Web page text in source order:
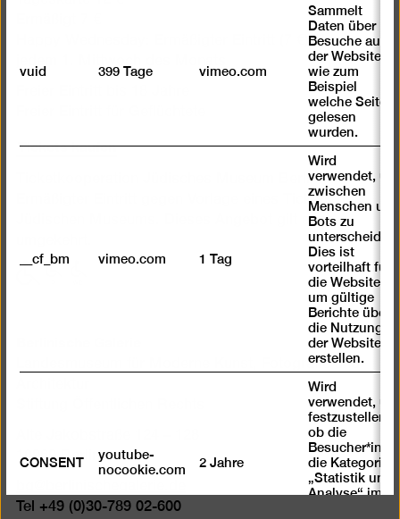
Happy Wednesday: Ermäßigter Eintritt (7 €) für alle an
Tickets kaufen
Ticketkooperation Jüdisches Museum Berlin:
Ermäßigter Eintritt gegen Vorlage eines Tickets des
Jüdischen Museums. Dieses Angebot gilt auch
mit
mit
Landesmuseum für Moderne Kunst, Fotografie und
10969 Berlin
Tel +49 (0)30-789 02-600
vuid 399 Tage vimeo.com
Sammelt
Daten über
Besuche auf
der Website,
wie zum
Beispiel
welche Seiten
gelesen
wurden.
__cf_bm vimeo.com 1 Tag
Wird
verwendet, um
zwischen
Menschen und
Bots zu
unterscheiden.
Dies ist
vorteilhaft für
die Website,
um gültige
Berichte über
die Nutzung
der Website zu
erstellen.
CONSENT
youtube-
nocookie.com
2 Jahre
Wird
verwendet, um
festzustellen ,
ob die
Besucher*in
die Kategorie
„Statistik und
Analyse“ im